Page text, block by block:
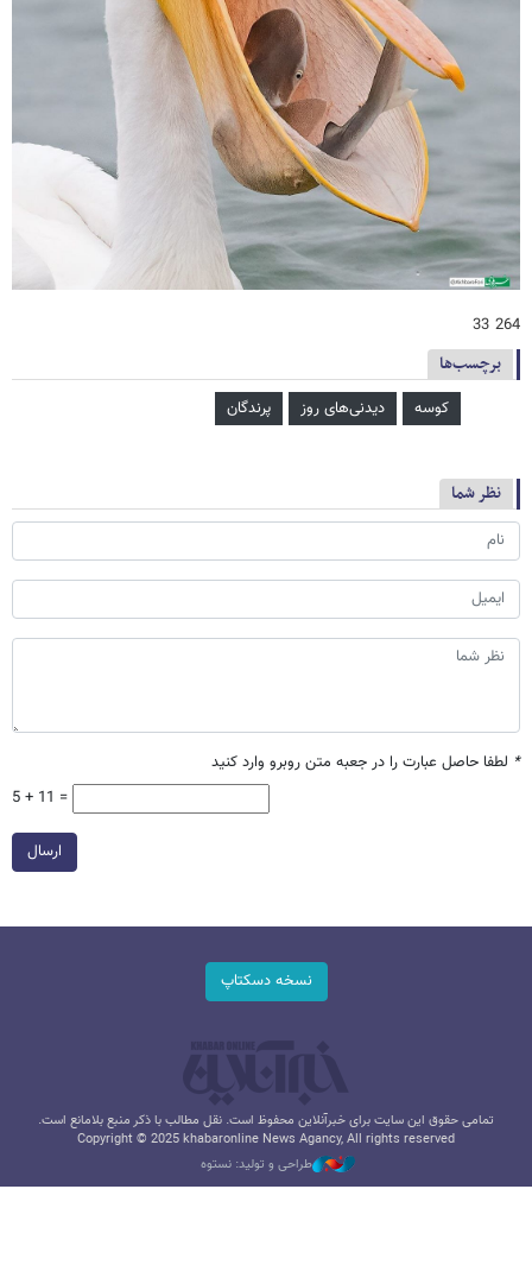
264 33
برچسب‌ها
کوسه دیدنی‌های روز پرندگان
نظر شما
* لطفا حاصل عبارت را در جعبه متن روبرو وارد کنید
5 + 11 =
ارسال
نسخه دسکتاپ
تمامی حقوق این سایت برای خبرآنلاین محفوظ است. نقل مطالب با ذکر منبع بلامانع است.
Copyright © 2025 khabaronline News Agancy, All rights reserved
طراحی و تولید: نستوه